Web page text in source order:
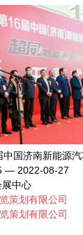
国济南新能源
— 2022-08-27
中心
策划有限公司
策划有限公司